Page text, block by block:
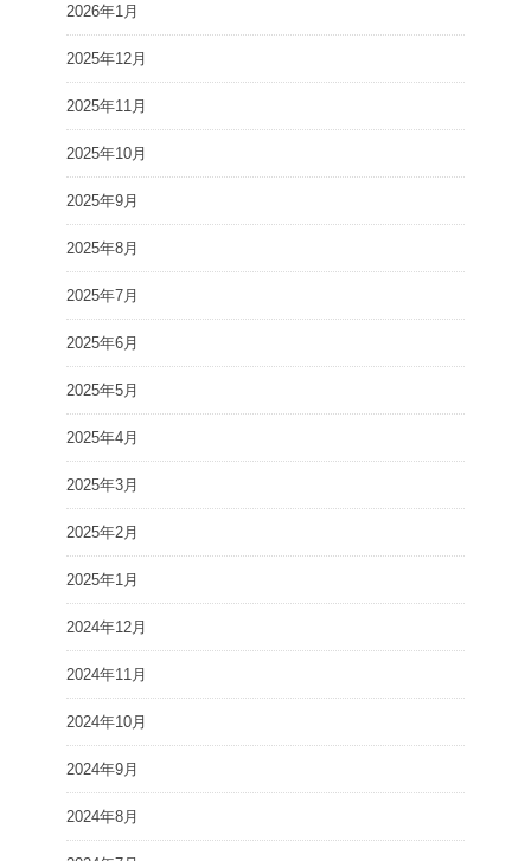
2026年1月
2025年12月
2025年11月
2025年10月
2025年9月
2025年8月
2025年7月
2025年6月
2025年5月
2025年4月
2025年3月
2025年2月
2025年1月
2024年12月
2024年11月
2024年10月
2024年9月
2024年8月